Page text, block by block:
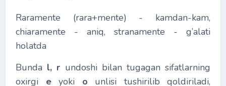
Raramente (rara+mente) - kamdan-kam,
chiaramente - aniq, stranamente - g’alati
holatda
Bunda l, r undoshi bilan tugagan sifatlarning
oxirgi e yoki o unlisi tushirilib qoldiriladi,